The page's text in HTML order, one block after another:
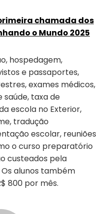
chamada dos
o Mundo 2025
hospedagem,
e passaportes,
exames médicos,
saúde, taxa de
escola no Exterior,
tradução
escolar, reuniões
o curso preparatório
custeados pela
alunos também
800 por mês.